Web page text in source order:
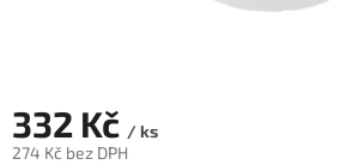
332 Kč / ks
274 Kč bez DPH